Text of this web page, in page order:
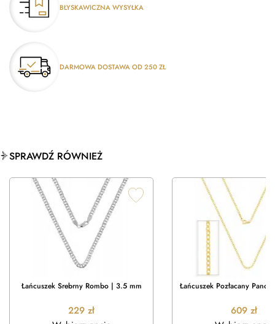
BŁYSKAWICZNA WYSYŁKA
DARMOWA DOSTAWA OD 250 ZŁ
SPRAWDŹ RÓWNIEŻ
Łańcuszek Srebrny Rombo | 3.5 mm
229 zł
Łańcuszek Pozłacany
609 zł